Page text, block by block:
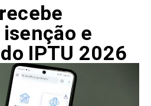
e
IPTU 2026